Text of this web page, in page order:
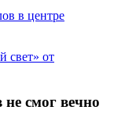
в центре
свет» от
смог вечно